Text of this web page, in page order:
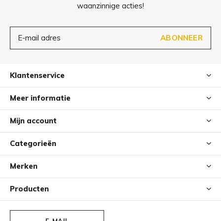
waanzinnige acties!
ABONNEER
Klantenservice
Meer informatie
Mijn account
Categorieën
Merken
Producten